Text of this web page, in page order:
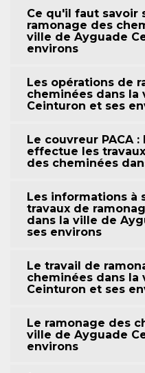
Ce qu'il faut savoir
ramonage des
ville de Ayguade
environs
Les opérations de
cheminées dans la
Ceinturon et ses
Le couvreur PACA
effectue les
des cheminées
Les informations à
travaux de
dans la ville de
ses environs
Le travail de
cheminées dans la
Ceinturon et ses
Le ramonage des
ville de Ayguade
environs